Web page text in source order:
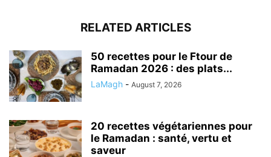
RELATED ARTICLES
50 recettes pour le Ftour de
Ramadan 2026 : des plats...
LaMagh - August 7, 2026
20 recettes végétariennes pour
le Ramadan : santé, vertu et
saveur